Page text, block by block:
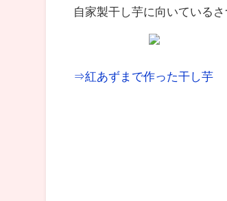
自家製干し芋に向いている
⇒紅あずまで作った干し芋